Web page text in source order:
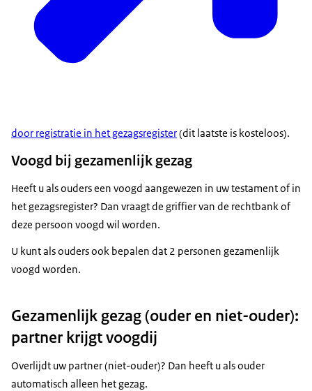
door registratie in het gezagsregister(dit laatste is kosteloos).
Voogd bij gezamenlijk gezag
Heeft u als ouders een voogd aangewezen in uw testament of in
het gezagsregister? Dan vraagt de griffier van de rechtbank of
deze persoon voogd wil worden.
U kunt als ouders ook bepalen dat 2 personen gezamenlijk
voogd worden.
Gezamenlijk gezag (ouder en niet-ouder):
partner krijgt voogdij
Overlijdt uw partner (niet-ouder)? Dan heeft u als ouder
automatisch alleen het gezag.